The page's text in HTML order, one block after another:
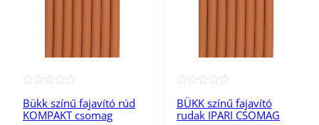
Bükk színű fajavító rúd
KOMPAKT csomag
BÜKK színű fajavító
rudak IPARI CSOMAG